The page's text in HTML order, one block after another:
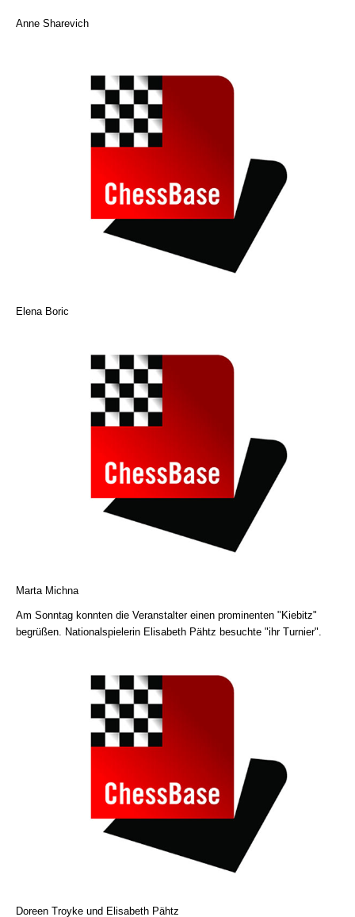
Anne Sharevich
Elena Boric
Marta Michna
Am Sonntag konnten die Veranstalter einen prominenten "Kiebitz"
begrüßen. Nationalspielerin Elisabeth Pähtz besuchte "ihr Turnier".
Doreen Troyke und Elisabeth Pähtz